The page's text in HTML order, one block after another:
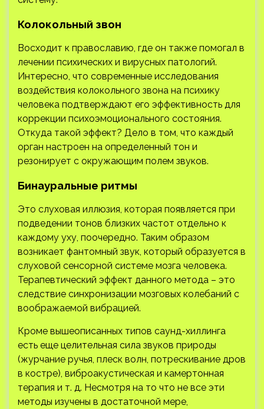
Колокольный звон
Восходит к православию, где он также помогал в
лечении психических и вирусных патологий.
Интересно, что современные исследования
воздействия колокольного звона на психику
человека подтверждают его эффективность для
коррекции психоэмоционального состояния.
Откуда такой эффект? Дело в том, что каждый
орган настроен на определенный тон и
резонирует с окружающим полем звуков.
Бинауральные ритмы
Это слуховая иллюзия, которая появляется при
подведении тонов близких частот отдельно к
каждому уху, поочередно. Таким образом
возникает фантомный звук, который образуется в
слуховой сенсорной системе мозга человека.
Терапевтический эффект данного метода – это
следствие синхронизации мозговых колебаний с
воображаемой вибрацией.
Кроме вышеописанных типов саунд-хиллинга
есть еще целительная сила звуков природы
(журчание ручья, плеск волн, потрескивание дров
в костре), виброакустическая и камертонная
терапия и т. д. Несмотря на то что не все эти
методы изучены в достаточной мере,